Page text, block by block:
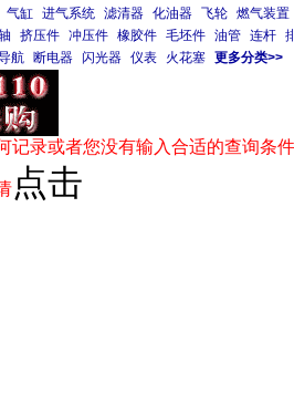
气缸 进气系统 滤清器 化油器 飞轮 燃气装置
挤压件 冲压件 橡胶件 毛坯件 油管 连杆
航 断电器 闪光器 仪表 火花塞 更多分类>>
记录或者您没有输入合适的查询条
点击